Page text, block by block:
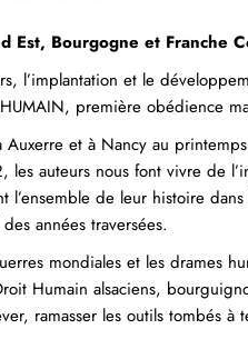
Est, Bourgogne et Franche
l’implantation et le
première obédience
Auxerre et à Nancy au
les auteurs nous font vivre de
l’ensemble de leur histoire
années traversées.
mondiales et les drames
Humain alsaciens,
ramasser les outils tombés